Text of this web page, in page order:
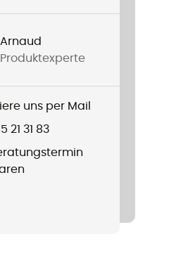
Recycelt / Material auf
Free
Arnaud
Produktexperte
uns per Mail
21 31 83